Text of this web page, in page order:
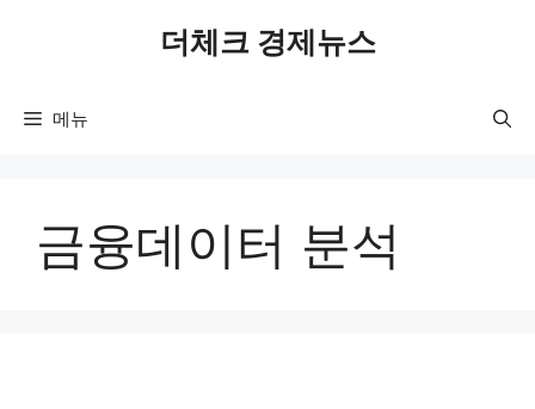
더체크 경제뉴스
메뉴
금융데이터 분석